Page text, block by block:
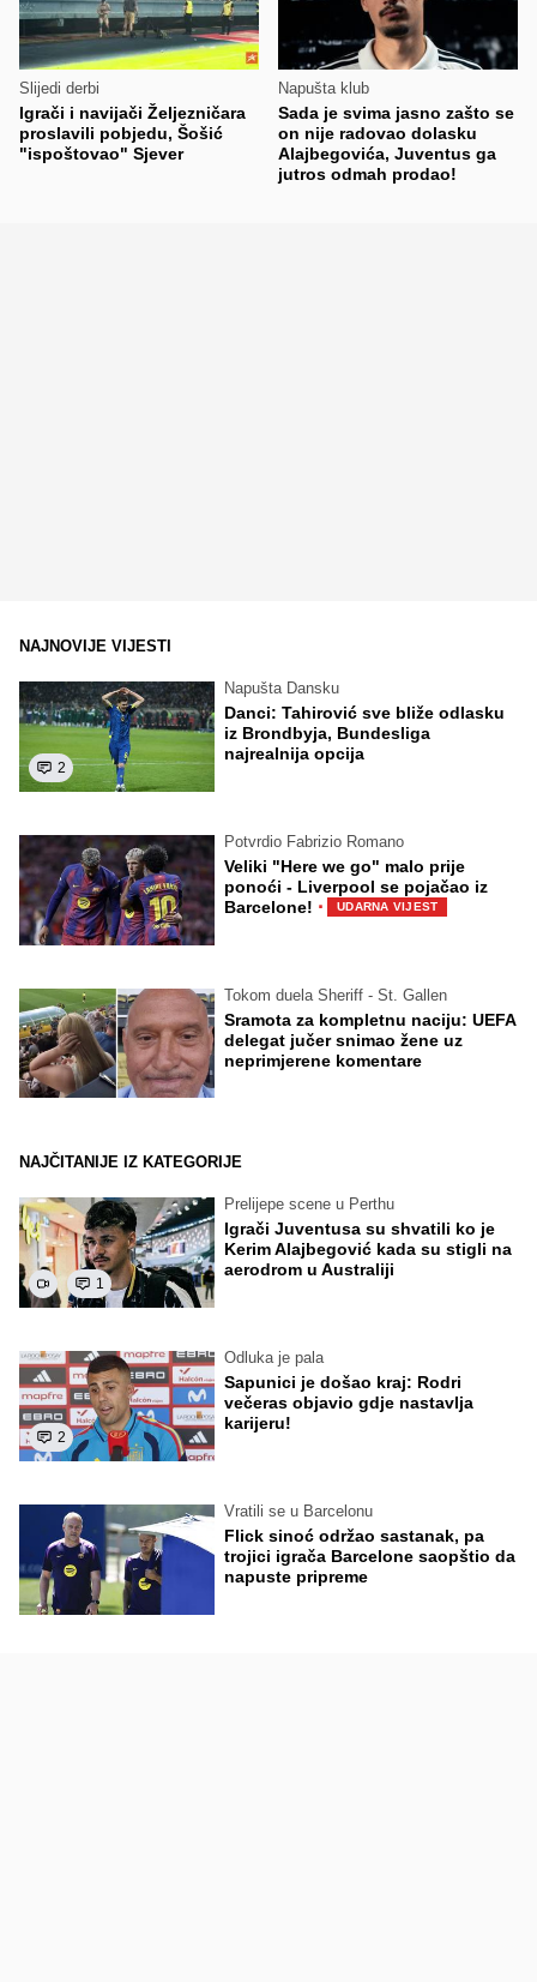
Slijedi derbi
Igrači i navijači Željezničara
proslavili pobjedu, Šošić
"ispoštovao" Sjever
Napušta klub
Sada je svima jasno zašto se
on nije radovao dolasku
Alajbegovića, Juventus ga
jutros odmah prodao!
NAJNOVIJE VIJESTI
2
Napušta Dansku
Danci: Tahirović sve bliže odlasku
iz Brondbyja, Bundesliga
najrealnija opcija
Potvrdio Fabrizio Romano
Veliki "Here we go" malo prije
ponoći - Liverpool se pojačao iz
Barcelone! · UDARNA VIJEST
Tokom duela Sheriff - St. Gallen
Sramota za kompletnu naciju: UEFA
delegat jučer snimao žene uz
neprimjerene komentare
NAJČITANIJE IZ KATEGORIJE
1
Prelijepe scene u Perthu
Igrači Juventusa su shvatili ko je
Kerim Alajbegović kada su stigli na
aerodrom u Australiji
2
Odluka je pala
Sapunici je došao kraj: Rodri
večeras objavio gdje nastavlja
karijeru!
Vratili se u Barcelonu
Flick sinoć održao sastanak, pa
trojici igrača Barcelone saopštio da
napuste pripreme